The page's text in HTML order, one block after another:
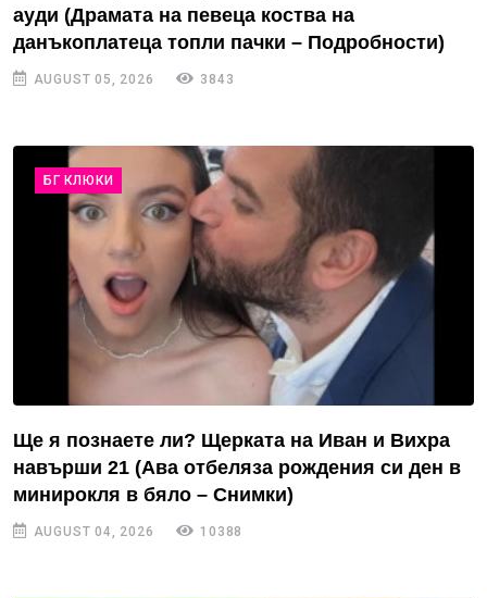
ауди (Драмата на певеца коства на
данъкоплатеца топли пачки – Подробности)
AUGUST 05, 2026 3843
БГ КЛЮКИ
Ще я познаете ли? Щерката на Иван и Вихра
навърши 21 (Ава отбеляза рождения си ден в
минирокля в бяло – Снимки)
AUGUST 04, 2026 10388